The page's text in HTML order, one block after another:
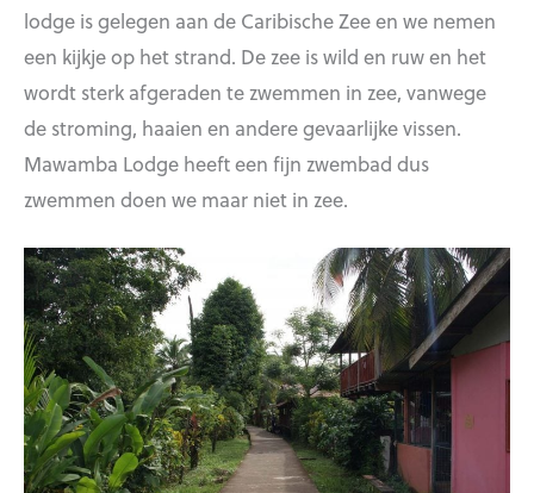
lodge is gelegen aan de Caribische Zee en we nemen
een kijkje op het strand. De zee is wild en ruw en het
wordt sterk afgeraden te zwemmen in zee, vanwege
de stroming, haaien en andere gevaarlijke vissen.
Mawamba Lodge heeft een fijn zwembad dus
zwemmen doen we maar niet in zee.